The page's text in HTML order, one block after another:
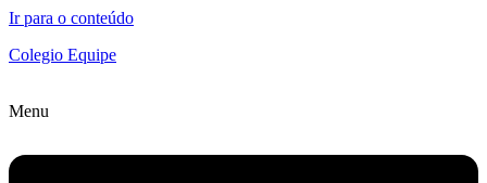
Ir para o conteúdo
Colegio Equipe
Menu